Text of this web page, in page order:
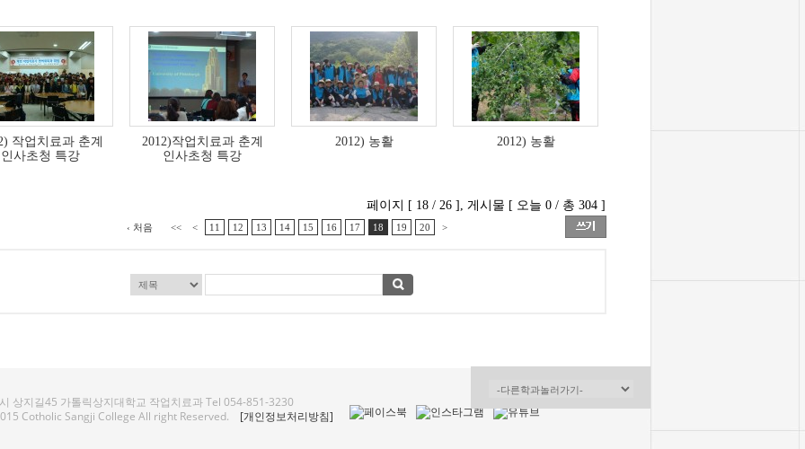
작업치료과 춘계
인사초청 특강
2012)작업치료과 춘계
인사초청 특강
2012) 농활 2012) 농활
페이지 [ 18 / 26 ], 게시물 [ 오늘 0 / 총 304 ]
‹ 처음 << < 11 12 13 14 15 16 17 18 19 20 >
상지길45 가톨릭상지대학교 작업치료과 Tel 054-851-3230
Cotholic Sangji College All right Reserved. [개인정보처리방침]